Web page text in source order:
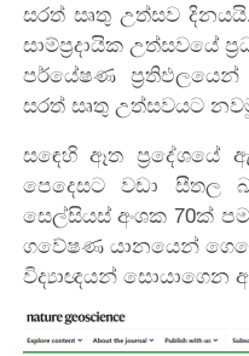
සරත් සෘතු උත්සව
සාම්ප්‍රදායික උත්සවයේ
පර්යේෂණ ප්‍රතිඵලයෙන්
සරත් සෘතු උත්සවයට
සඳෙහි ඈත ප්‍රදේශයේ
පෙදෙසට වඩා සීතල
සෙල්සියස් අංශක 70ක්
ගවේෂණ යානයෙන්
විද්‍යාඥයන් සොයාගෙන